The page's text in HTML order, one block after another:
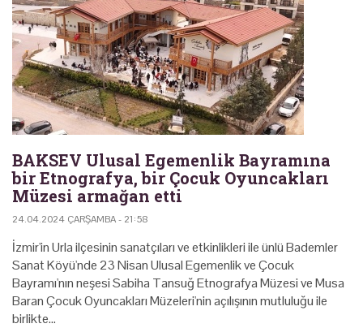
BAKSEV Ulusal Egemenlik Bayramına
bir Etnografya, bir Çocuk Oyuncakları
Müzesi armağan etti
24.04.2024 ÇARŞAMBA - 21:58
İzmir'in Urla ilçesinin sanatçıları ve etkinlikleri ile ünlü Bademler
Sanat Köyü'nde 23 Nisan Ulusal Egemenlik ve Çocuk
Bayramı'nın neşesi Sabiha Tansuğ Etnografya Müzesi ve Musa
Baran Çocuk Oyuncakları Müzeleri'nin açılışının mutluluğu ile
birlikte…